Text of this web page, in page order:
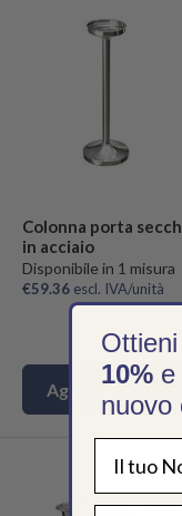
Colonna porta
in acciaio
Disponibile in 1 misura
€59.36 escl. IVA/unità
Aggiungi al
10%e
nuovo